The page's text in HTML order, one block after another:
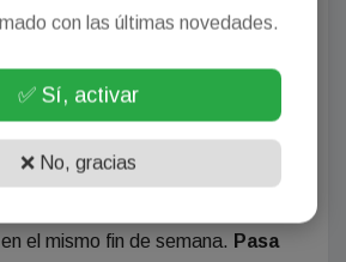
de nicho e independientes
menores a los 30 millones
film estadounidense), pasa algo
gracias a esa conversación e
el mismo fin de semana. Pasa
con las últimas novedades.
✅ Sí, activar
❌ No, gracias